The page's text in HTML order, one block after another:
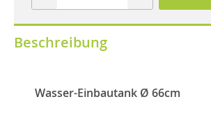
Beschreibung
Wasser-Einbautank Ø 66cm